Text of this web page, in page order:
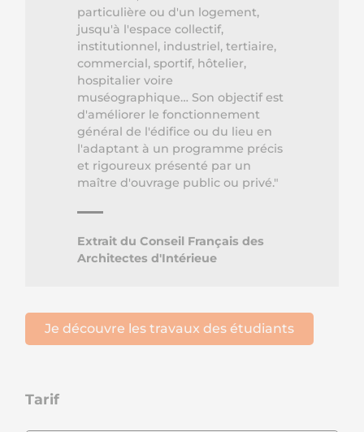
particulière ou d'un logement,
jusqu'à l'espace collectif,
institutionnel, industriel, tertiaire,
commercial, sportif, hôtelier,
hospitalier voire
muséographique… Son objectif est
d'améliorer le fonctionnement
général de l'édifice ou du lieu en
l'adaptant à un programme précis
et rigoureux présenté par un
maître d'ouvrage public ou privé."
Extrait du Conseil Français des
Architectes d'Intérieue
Je découvre les travaux des étudiants
Tarif